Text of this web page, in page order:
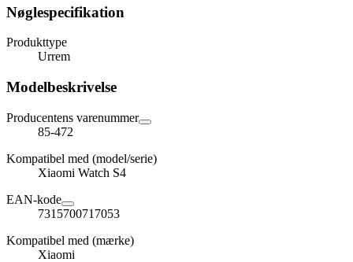
Nøglespecifikation
Produkttype
Urrem
Modelbeskrivelse
Producentens varenummer
85-472
Kompatibel med (model/serie)
Xiaomi Watch S4
EAN-kode
7315700717053
Kompatibel med (mærke)
Xiaomi